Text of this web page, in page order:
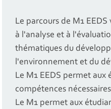
Le parcours de M1
à l'analyse et à
thématiques du
l'environnement et du
Le M1 EEDS permet aux
compétences
Le M1 permet aux